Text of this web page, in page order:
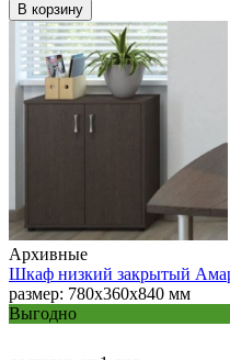
В корзину
Архивные
Шкаф низкий закрытый
размер: 780x360x840 мм
Выгодно